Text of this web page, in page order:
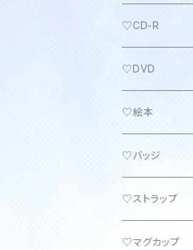
♡CD-R
♡DVD
♡絵本
♡バッジ
♡ストラップ
♡マグカップ